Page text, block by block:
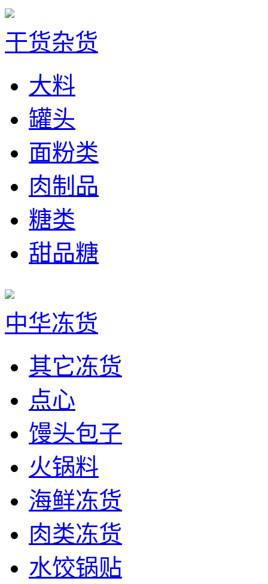
干货杂货
大料
罐头
面粉类
肉制品
糖类
甜品糖
中华冻货
其它冻货
点心
馒头包子
火锅料
海鲜冻货
肉类冻货
水饺锅贴